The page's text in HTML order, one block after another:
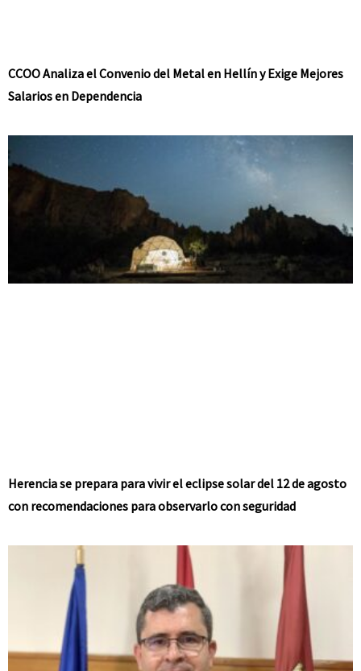
CCOO Analiza el Convenio del Metal en Hellín y Exige Mejores
Salarios en Dependencia
Herencia se prepara para vivir el eclipse solar del 12 de agosto
con recomendaciones para observarlo con seguridad